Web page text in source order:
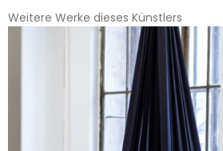
Weitere Werke dieses Künstlers